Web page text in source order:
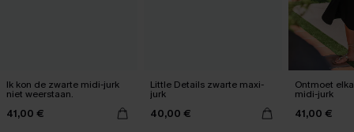
Ik kon de zwarte midi-jurk
niet weerstaan.
41,00 €
Little Details zwarte maxi-
jurk
40,00 €
Ontmoet
midi-jurk
41,00 €